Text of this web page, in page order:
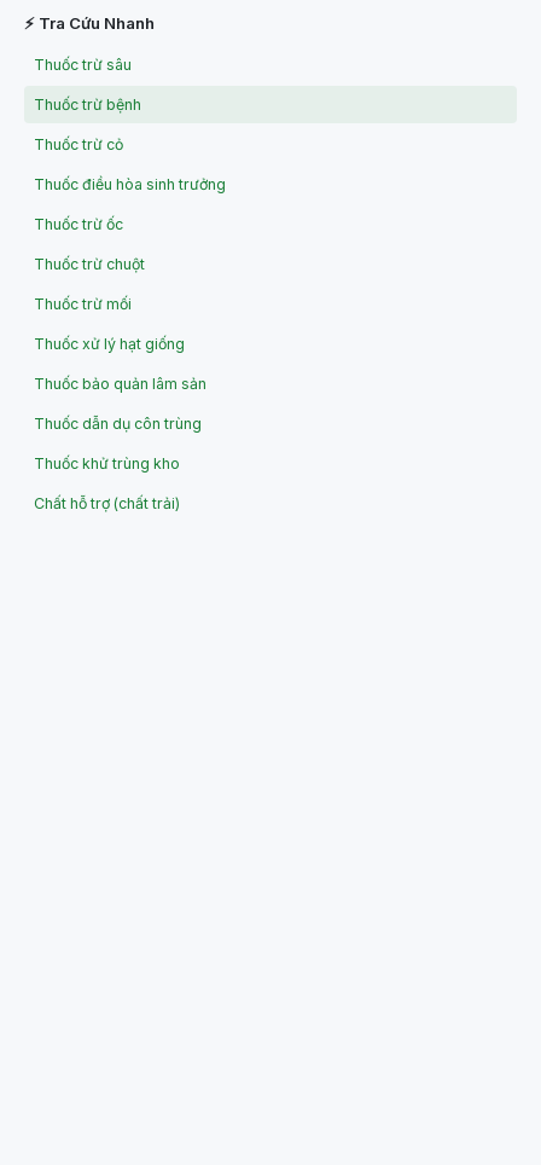
⚡ Tra Cứu Nhanh
Thuốc trừ sâu
Thuốc trừ bệnh
Thuốc trừ cỏ
Thuốc điều hòa sinh trưởng
Thuốc trừ ốc
Thuốc trừ chuột
Thuốc trừ mối
Thuốc xử lý hạt giống
Thuốc bảo quản lâm sản
Thuốc dẫn dụ côn trùng
Thuốc khử trùng kho
Chất hỗ trợ (chất trải)